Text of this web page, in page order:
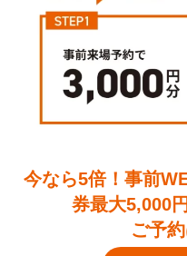
今なら5倍！事前
券最大5,000
ご予